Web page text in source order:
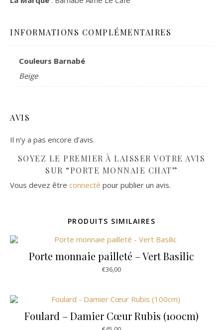
INFORMATIONS COMPLÉMENTAIRES
Couleurs Barnabé
Beige
AVIS
Il n’y a pas encore d’avis.
SOYEZ LE PREMIER À LAISSER VOTRE AVIS
SUR “PORTE MONNAIE CHAT”
Vous devez être connecté pour publier un avis.
PRODUITS SIMILAIRES
Porte monnaie pailleté – Vert Basilic
€36,00
Foulard – Damier Cœur Rubis (100cm)